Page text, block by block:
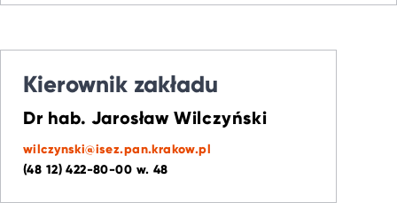
Kierownik zakładu
Dr hab. Jarosław Wilczyński
wilczynski@isez.pan.krakow.pl
(48 12) 422-80-00 w. 48